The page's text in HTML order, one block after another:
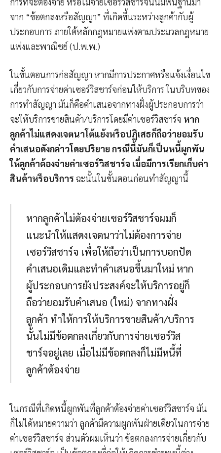
จาก “ข้อตกลงหรือสัญญา” ที่เกิดขึ้นระหว่างลูกค้ากับผู้
ประกอบการ ภายใต้หลักกฎหมายแพ่งตามประมวลกฎหมาย
แพ่งและพาณิชย์ (ป.พ.พ.)
ในขั้นตอนการก่อสัญญา หากมีการประกาศหรือแจ้งเงื่อนไข
เกี่ยวกับการจ่ายค่าเซอร์วิสชาร์จก่อนให้บริการ ในบริบทของ
การทำสัญญา มันก็คือคำเสนอจากทางฝั่งผู้ประกอบการว่า
จะให้บริการขายสินค้า/บริการโดยมีค่าเซอร์วิสชาร์จ หาก
ลูกค้าไม่แสดงเจตนาโต้แย้งหรือปฏิเสธก็ถือว่ายอมรับ
คำเสนอดังกล่าวโดยปริยายกรณีนี้มันก็เป็นหนี้ผูกพัน
ให้ลูกค้าต้องจ่ายค่าเซอร์วิสชาร์จ เมื่อมีการเรียกเก็บค่า
สินค้าหรือบริการ ฉะนั้นในขั้นตอนก่อนทำสัญญานี้
หากลูกค้าไม่ต้องจ่ายเซอร์วิสชาร์จผมก็
แนะนำให้แสดงเจตนาว่าไม่ต้องการจ่าย
เซอร์วิสชาร์จ เพื่อให้ถือว่าเป็นการบอกปัด
คำเสนอเดิมและทำคำเสนอขึ้นมาใหม่ หาก
ผู้ประกอบการยังประสงค์จะให้บริการอยู่ก็
ถือว่ายอมรับคำเสนอ (ใหม่) จากทางฝั่ง
ลูกค้า ทำให้การให้บริการขายสินค้า/บริการ
นั้นไม่มีข้อตกลงเกี่ยวกับการจ่ายเซอร์วิส
ชาร์จอยู่เลย เมื่อไม่มีข้อตกลงก็ไม่มีหนี้ที่
ลูกค้าต้องจ่าย
ในกรณีที่เกิดหนี้ผูกพันที่ลูกค้าต้องจ่ายค่าเซอร์วิสชาร์จ มัน
ก็ไม่ได้หมายความว่า ลูกค้ามีความผูกพันฝ่ายเดียวในการจ่าย
ค่าเซอร์วิสชาร์จ ส่วนตัวผมเห็นว่า ข้อตกลงการจ่ายเกี่ยวกับ